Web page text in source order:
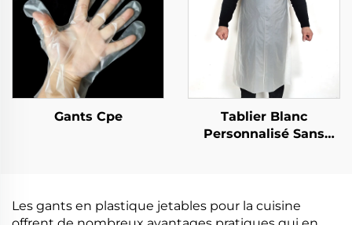
Gants Cpe
Tablier Blanc
Personnalisé Sans
Les gants en plastique jetables pour la cuisine